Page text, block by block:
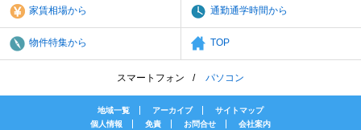
家賃相場から 通勤通学時間から
物件特集から TOP
スマートフォン パソコン
地域一覧 アーカイブ
サイトマップ
個人情報
免責 お問合せ 会社案内